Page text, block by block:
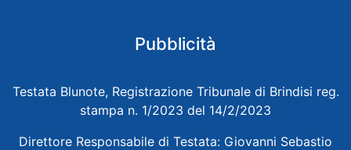
Pubblicità
Testata Blunote, Registrazione Tribunale di Brindisi reg.
stampa n. 1/2023 del 14/2/2023
Direttore Responsabile di Testata: Giovanni Sebastio